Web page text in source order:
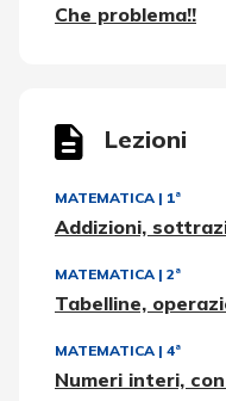
Che problema!!
Lezioni
MATEMATICA | 1ª
Addizioni,
MATEMATICA | 2ª
Tabelline,
MATEMATICA | 4ª
Numeri interi,